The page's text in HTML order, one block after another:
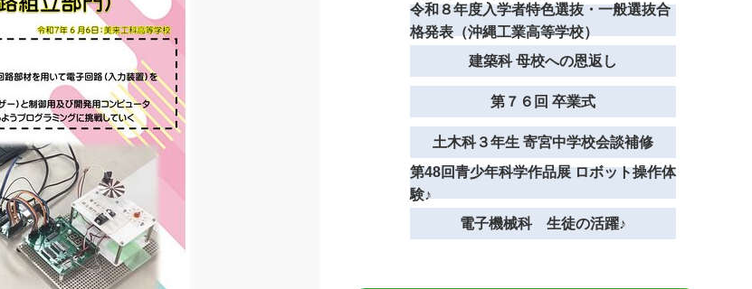
令和８年度入学者特色選抜・一般選抜合
格発表（沖縄工業高等学校）
建築科 母校への恩返し
第７６回 卒業式
土木科３年生 寄宮中学校会談補修
第48回青少年科学作品展 ロボット操作体
験♪
電子機械科 生徒の活躍♪